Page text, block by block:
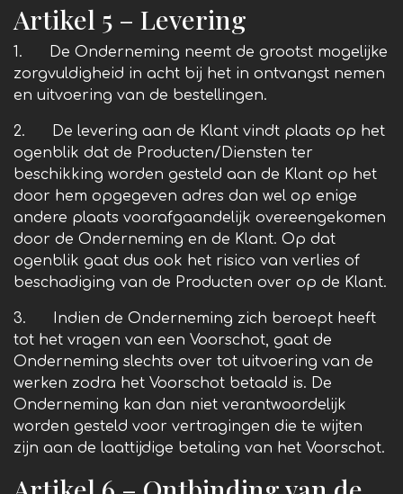
Artikel 5 – Levering
1. De Onderneming neemt de grootst mogelijke
zorgvuldigheid in acht bij het in ontvangst nemen
en uitvoering van de bestellingen.
2. De levering aan de Klant vindt plaats op het
ogenblik dat de Producten/Diensten ter
beschikking worden gesteld aan de Klant op het
door hem opgegeven adres dan wel op enige
andere plaats voorafgaandelijk overeengekomen
door de Onderneming en de Klant. Op dat
ogenblik gaat dus ook het risico van verlies of
beschadiging van de Producten over op de Klant.
3. Indien de Onderneming zich beroept heeft
tot het vragen van een Voorschot, gaat de
Onderneming slechts over tot uitvoering van de
werken zodra het Voorschot betaald is. De
Onderneming kan dan niet verantwoordelijk
worden gesteld voor vertragingen die te wijten
zijn aan de laattijdige betaling van het Voorschot.